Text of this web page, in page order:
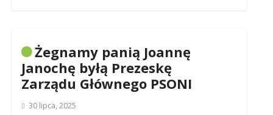
Żegnamy panią Joannę
Janochę byłą Prezeskę
Zarządu Głównego PSONI
30 lipca, 2025